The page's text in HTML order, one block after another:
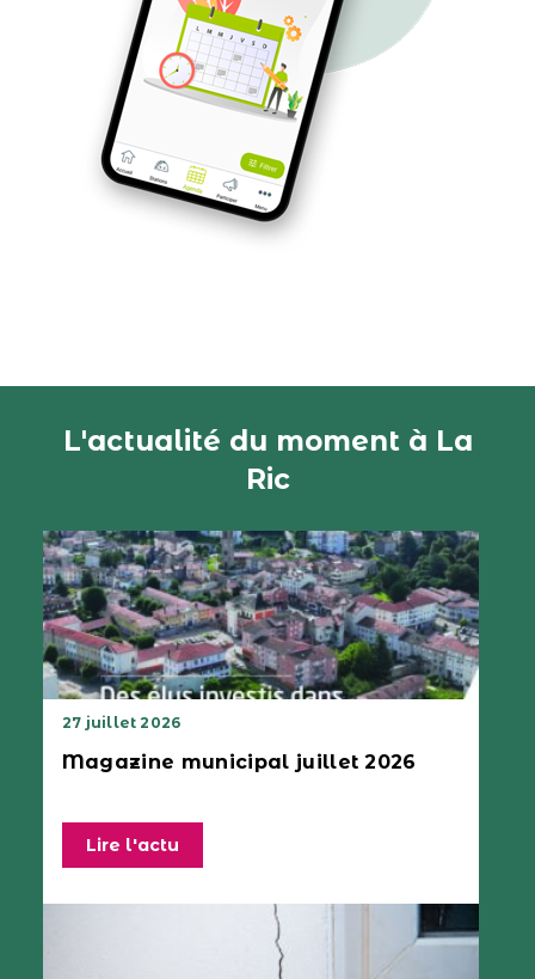
L'actualité du moment à La
Ric
27 juillet 2026
Magazine municipal juillet 2026
Lire l'actu